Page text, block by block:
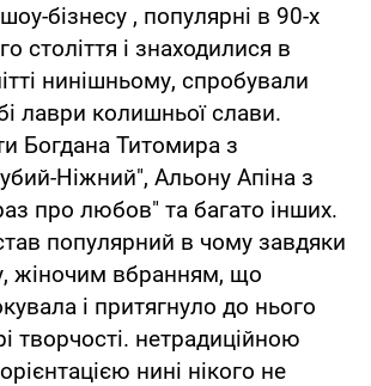
бізнесу , популярні в 90-х
століття і знаходилися в
нинішньому, спробували
лаври колишньої слави.
Богдана Титомира з
Ніжний", Альону Апіна з
про любов" та багато інших.
популярний в чому завдяки
жіночим вбранням, що
і притягнуло до нього
творчості. нетрадиційною
нині нікого не